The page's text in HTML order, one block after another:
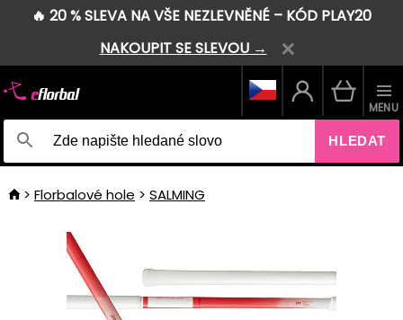
🔥 20 % SLEVA NA VŠE NEZLEVNĚNÉ – KÓD PLAY20
NAKOUPIT SE SLEVOU →
HLEDAT
MENU
Florbalové hole SALMING